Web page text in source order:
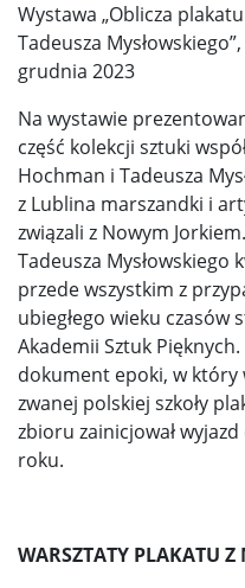
Wystawa „Oblicza
Tadeusza
grudnia 2023
Na wystawie
część kolekcji sztuki
Hochman i Tadeusza
z Lublina marszandki i
związali z Nowym
Tadeusza Mysłowskiego
przede wszystkim z
ubiegłego wieku
Akademii Sztuk
dokument epoki, w
zwanej polskiej szkoły
zbioru zainicjował
roku.
WARSZTATY PLAKATU